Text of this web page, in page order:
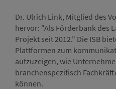
Dr. Ulrich Link, Mitglied des
hervor: "Als Förderbank des
Projekt seit 2012." Die ISB
Plattformen zum
aufzuzeigen, wie
branchenspezifisch
können.